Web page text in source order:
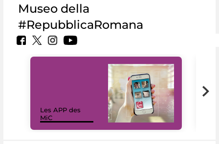
Museo della
#RepubblicaRomana
Les APP des
MiC